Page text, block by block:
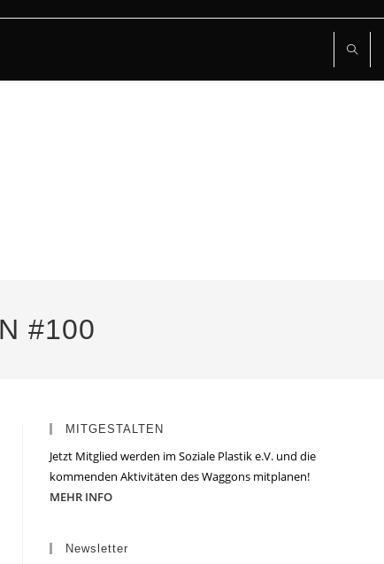
#100
MITGESTALTEN
Jetzt Mitglied werden im Soziale Plastik e.V. und die
kommenden Aktivitäten des Waggons mitplanen!
MEHR INFO
Newsletter